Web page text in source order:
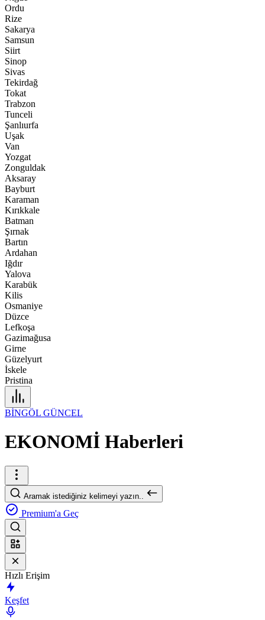
Ordu
Rize
Sakarya
Samsun
Siirt
Sinop
Sivas
Tekirdağ
Tokat
Trabzon
Tunceli
Şanlıurfa
Uşak
Van
Yozgat
Zonguldak
Aksaray
Bayburt
Karaman
Kırıkkale
Batman
Şırnak
Bartın
Ardahan
Iğdır
Yalova
Karabük
Kilis
Osmaniye
Düzce
Lefkoşa
Gazimağusa
Girne
Güzelyurt
İskele
Pristina
BİNGÖL GÜNCEL
EKONOMİ Haberleri
Aramak istediğiniz kelimeyi yazın..
Premium'a Geç
Hızlı Erişim
Keşfet